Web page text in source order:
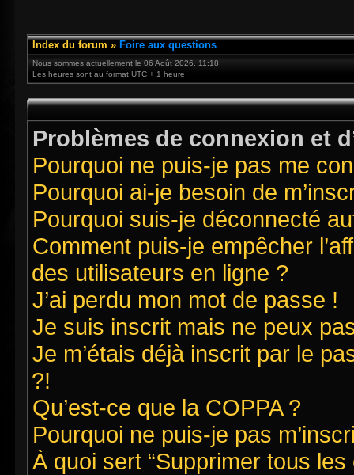
Index du forum » Foire aux questions
Nous sommes actuellement le 06 Août 2026, 11:18
Les heures sont au format UTC + 1 heure
Problèmes de connexion et
Pourquoi ne puis-je pas me
Pourquoi ai-je besoin de
Pourquoi suis-je déconnecté
Comment puis-je empêcher
des utilisateurs en ligne ?
J’ai perdu mon mot de passe !
Je suis inscrit mais ne peux
Je m’étais déjà inscrit par le
?!
Qu’est-ce que la COPPA ?
Pourquoi ne puis-je pas
À quoi sert “Supprimer tous